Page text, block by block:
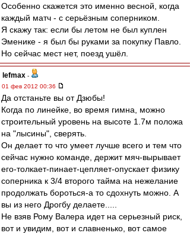
Особенно скажется это именно весной, когда
каждый матч - с серьёзным соперником.
Я скажу так: если бы летом не был куплен
Эменике - я был бы руками за покупку Павло.
Но сейчас мест нет, поезд ушёл.
lefmax -
01 фев 2012 00:36
Да отстаньте вы от Дзюбы!
Когда по линейке, во время гимна, можно
строительный уровень на высоте 1.7м положа
на "лысины", сверять.
Он делает то что умеет лучше всего и тем что
сейчас нужно команде, держит мяч-вырывает
его-толкает-пинает-цепляет-опускает физику
соперника к 3/4 второго тайма на нежелание
продолжать бороться-а то сдохнуть можно. А
вы из него Дрогбу делаете.....
Не взяв Рому Валера идет на серьезный риск,
вот и увидим, вот и славненько, вот самое